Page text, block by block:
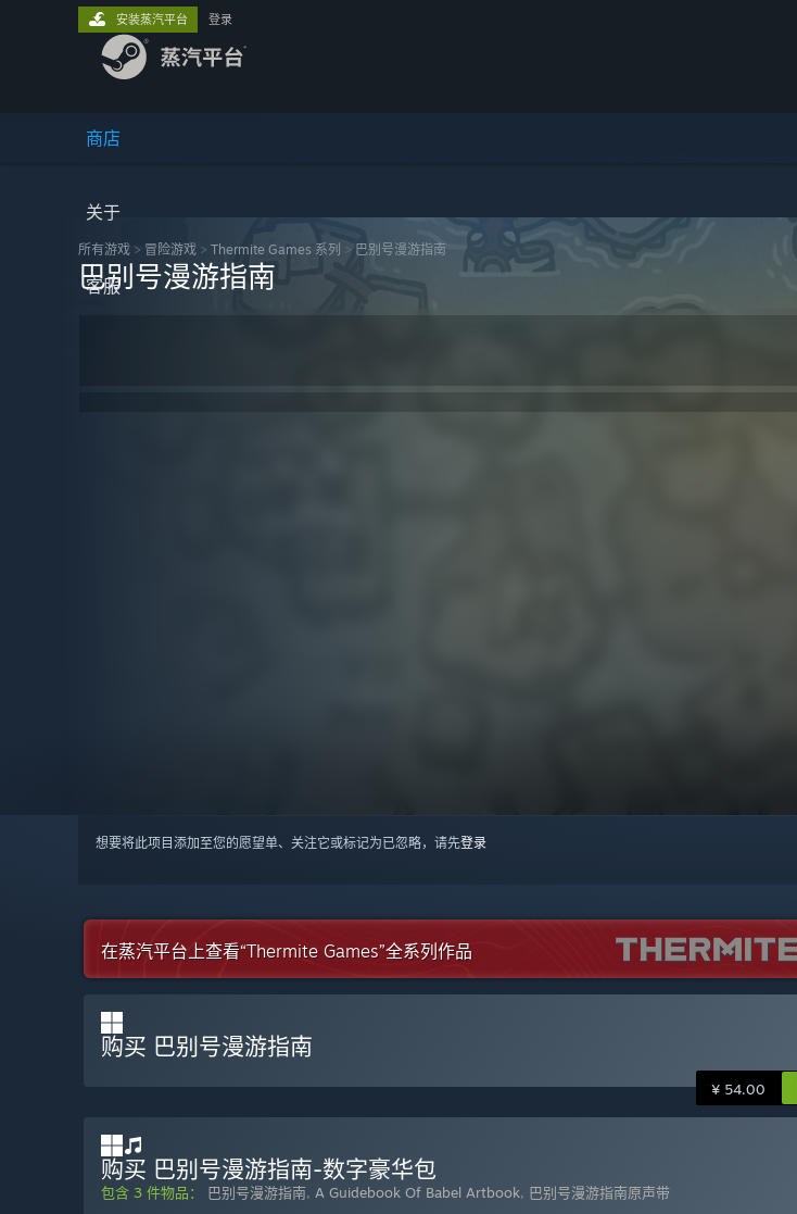
商店
关于
客服
安装蒸汽平台 登录
所有游戏 > 冒险‎游戏 > Thermite Games 系列 > 巴别号漫游指南
巴别号漫游指南
想要将此项目添加至您的愿望单、关注它或标记为已忽略，请先登录
在蒸汽平台上查看“Thermite Games”全系列作品
购买 巴别号漫游指南
¥ 54.00
购买 巴别号漫游指南-数字豪华包
包含 3 件物品： 巴别号漫游指南, A Guidebook Of Babel Artbook, 巴别号漫游指南原声带